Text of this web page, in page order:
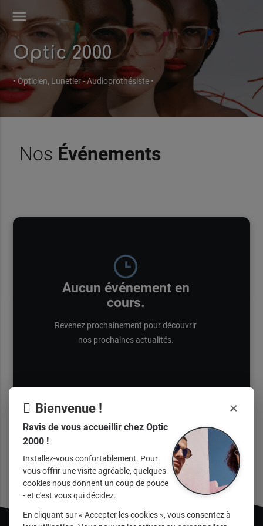
menu
Optic 2000
• Opticien, Lunetier - Audioprothésiste •
Nos Événements
Aucun événement en
cours.
Revenez prochainement pour découvrir
nos prochaines actualités.
Bienvenue ! ×
Ravis de vous accueillir chez Optic
2000 !
Installez-vous confortablement. Pour
vous offrir une visite agréable, quelques
cookies nous donnent un coup de pouce
- et c'est vous qui décidez.
En cliquant sur « Accepter les cookies », vous consentez à